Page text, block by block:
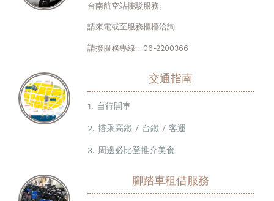
台南航空站接駁服務。
請來電或至服務櫃檯洽詢
請撥服務專線：06-2200366
交通指南
1. 自行開車
2. 搭乘高鐵 / 台鐵 / 客運
3. 周邊必比登推介美食
腳踏車租借服務